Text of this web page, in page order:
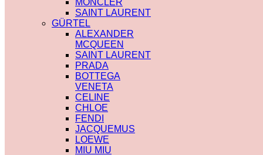
MONCLER
SAINT LAURENT
GÜRTEL
ALEXANDER
MCQUEEN
SAINT LAURENT
PRADA
BOTTEGA
VENETA
CELINE
CHLOE
FENDI
JACQUEMUS
LOEWE
MIU MIU